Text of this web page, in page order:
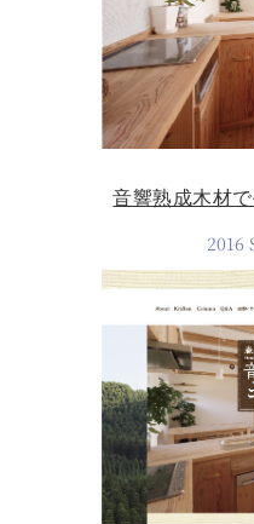
音響熟成木材
2016